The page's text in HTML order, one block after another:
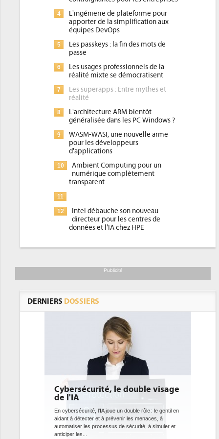
4
L'ingénierie de plateforme pour
apporter de la simplification aux
équipes DevOps
5
Les passkeys : la fin des mots de
passe
6
Les usages professionnels de la
réalité mixte se démocratisent
7
Les superapps : Entre mythes et
réalité
8
L'architecture ARM bientôt
généralisée dans les PC Windows ?
9
WASM-WASI, une nouvelle arme
pour les développeurs
d'applications
10
Ambient Computing pour un
numérique complètement
transparent
11
12
Intel débauche son nouveau
directeur pour les centres de
données et l'IA chez HPE
Publicité
DERNIERS DOSSIERS
double visage
un double rôle : le gentil en
de sécurité, à simuler et
DEE: l'efficacité énergétique
bientôt une obligation pour les
datacenters
Des datacenters plus durables et plus efficaces, c'est
ce que recherchent les pouvoirs publics européens